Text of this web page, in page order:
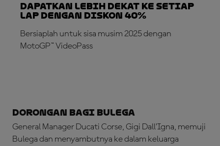
Dapatkan lebih dekat ke setiap
lap dengan diskon 40%
Bersiaplah untuk sisa musim 2025 dengan
MotoGP™ VideoPass
Dorongan bagi Bulega
General Manager Ducati Corse, Gigi Dall’Igna, memuji
Bulega dan menyambutnya ke dalam keluarga